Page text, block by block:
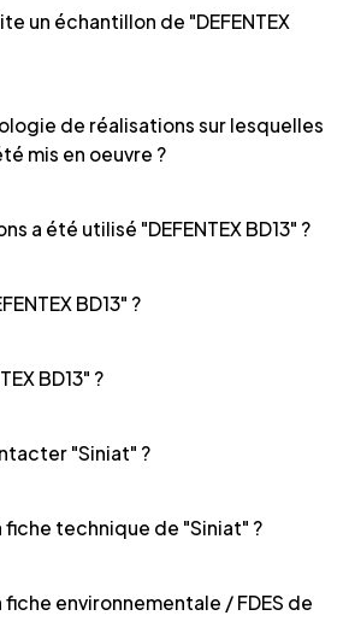
un échantillon de "DEFENTEX
de réalisations sur lesquelles
mis en oeuvre ?
a été utilisé "DEFENTEX BD13" ?
BD13" ?
BD13" ?
"Siniat" ?
technique de "Siniat" ?
environnementale / FDES de